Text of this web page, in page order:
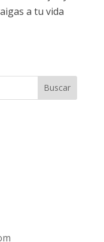
a tu vida